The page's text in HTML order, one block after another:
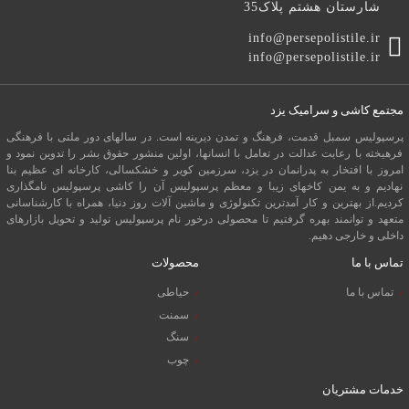
شارستان هشتم پلاک35
info@persepolistile.ir
info@persepolistile.ir
مجتمع کاشی و سرامیک یزد
پرسپولیس سمبل قدمت، فرهنگ و تمدن دیرینه است. در سالهای دور ملتی با فرهنگی
فرهیخته با رعایت عدالت در تعامل با انسانها، اولین منشور حقوق بشر را تدوین نمود و
امروز با افتخار به پدرانمان در یزد، سرزمین کویر و خشکسالی، کارخانه ای عظیم بنا
نهادیم و به یمن کاخهای زیبا و معظم پرسپولیس آن را کاشی پرسپولیس نامگذاری
کردیم.از بهترین و کار آمدترین تکنولوژی و ماشین آلات روز دنیا، همراه با کارشناسانی
متعهد و توانمند بهره گرفتیم تا محصولی درخور نام پرسپولیس تولید و تحویل بازارهای
داخلی و خارجی دهیم.
تماس با ما
تماس با ما
محصولات
حیاطی
سمنت
سنگ
چوب
خدمات مشتریان